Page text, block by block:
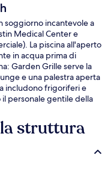
soggiorno incantevole a
Medical Center e
La piscina all'aperto
in acqua prima di
Garden Grille serve la
e una palestra aperta
includono frigoriferi e
personale gentile della
struttura